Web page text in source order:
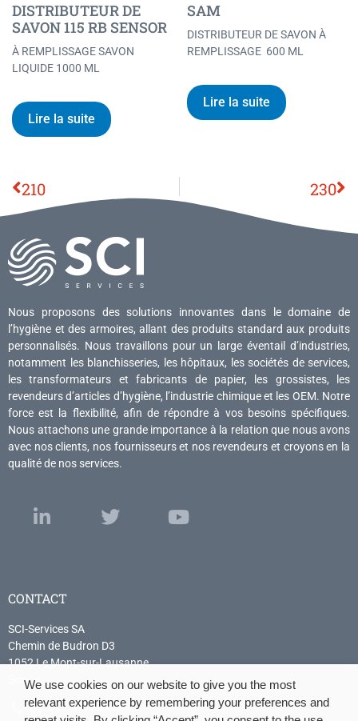
DISTRIBUTEUR DE
SAVON 115 RB SENSOR
À REMPLISSAGE SAVON
LIQUIDE 1000 ML
Lire la suite
SAM
DISTRIBUTEUR DE SAVON À
REMPLISSAGE 600 ML
Lire la suite
210 230
Nous proposons des solutions innovantes dans le domaine de
l’hygiène et des armoires, allant des produits standard aux produits
personnalisés. Nous travaillons pour un large éventail d’industries,
notamment les blanchisseries, les hôpitaux, les sociétés de services,
les transformateurs et fabricants de papier, les grossistes, les
revendeurs d’articles d’hygiène, l’industrie chimique et les OEM. Notre
force est la flexibilité, afin de répondre à vos besoins spécifiques.
Nous attachons une grande importance à la relation que nous avons
avec nos clients, nos fournisseurs et nos revendeurs et croyons en la
qualité de nos services.
CONTACT
SCI-Services SA
Chemin de Budron D3
1052 Le Mont-sur-Lausanne
Suisse
+41 21 614 04 04
We use cookies on our website to give you the most
relevant experience by remembering your preferences and